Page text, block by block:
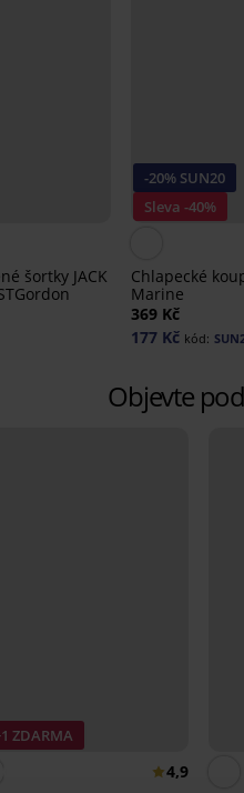
šortky JACK
-20% SUN20
Sleva -40%
Chlapecké
Marine
369 Kč
177 Kč kód:
Objevte
ZDARMA
4,9